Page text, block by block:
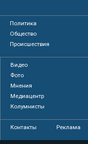
Политика
Общество
Происшествия
Видео
Фото
Мнения
Медиацентр
Колумнисты
Контакты Реклама